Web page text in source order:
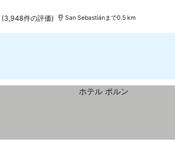
(3,948件の評価) San Sebastiánまで0.5 km